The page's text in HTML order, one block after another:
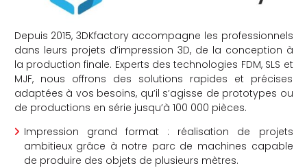
Depuis 2015, 3DKfactory accompagne les professionnels
dans leurs projets d’impression 3D, de la conception à
la production finale. Experts des technologies FDM, SLS et
MJF, nous offrons des solutions rapides et précises
adaptées à vos besoins, qu’il s’agisse de prototypes ou
de productions en série jusqu’à 100 000 pièces.
Impression grand format : réalisation de projets
ambitieux grâce à notre parc de machines capable
de produire des objets de plusieurs mètres.